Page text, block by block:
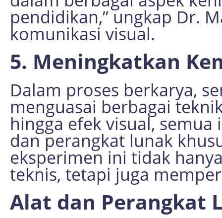
pendidikan,” ungkap Dr.
komunikasi visual.
5. Meningkatkan
Dalam proses berkarya,
menguasai berbagai
hingga efek visual,
dan perangkat lunak
eksperimen ini tidak
teknis, tetapi juga
Alat dan Perangkat